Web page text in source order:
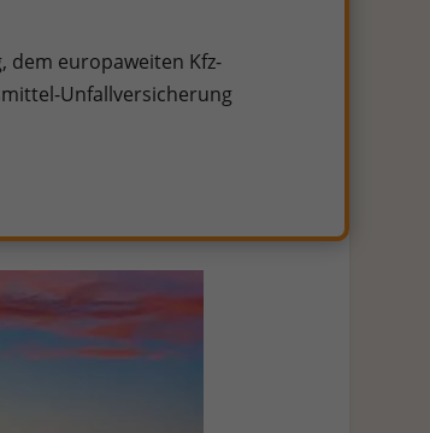
dem europaweiten Kfz-
Unfallversicherung